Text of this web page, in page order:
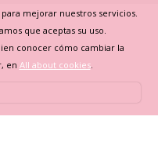
mejorar nuestros servicios.
que aceptas su uso.
conocer cómo cambiar la
en All about cookies.